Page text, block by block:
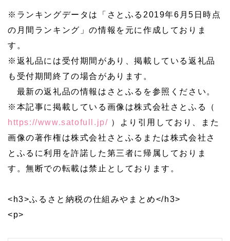
※ランキングデータは「さとふる2019年6月5日時点
の月間ランキング」の情報を元に作成しておりま
す。
※返礼品には受付期間があり、掲載している返礼品
も受付期間終了の場合があります。
最新の返礼品の情報はさとふるを参照ください。
※本記事に掲載している画像は株式会社さとふる（
https://www.satofull.jp/ ）より引用しており、また
画像の著作権は株式会社さとふるまたは株式会社さ
とふるに利用を許諾した第三者に帰属しておりま
す。無断での転載は禁止としております。
<h3>ふるさと納税の仕組みやまとめ</h3>
<p>